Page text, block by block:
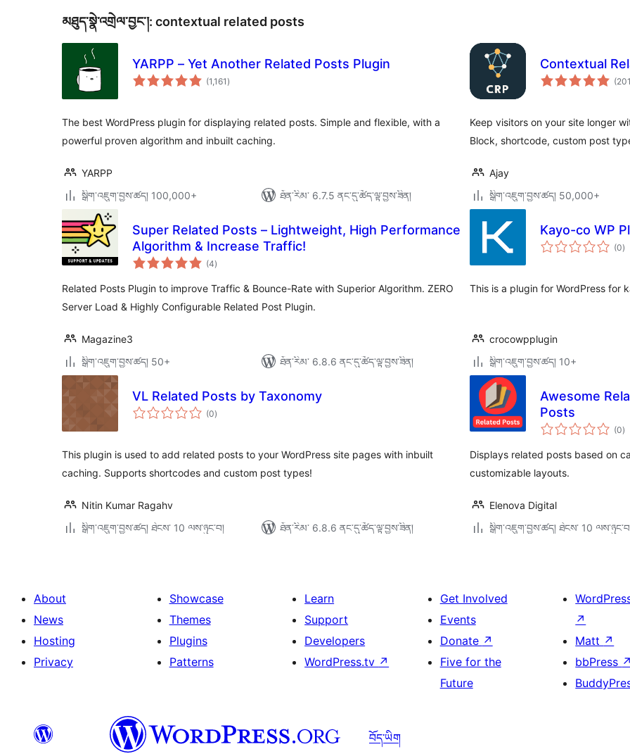
མཐུད་སྣེ་འགྲེལ་བྱང་།: contextual related posts
YARPP – Yet Another Related Posts Plugin
(1,161 གདེང་
འཇོག་
)
The best WordPress plugin for displaying related posts. Simple and flexible, with a
powerful proven algorithm and inbuilt caching.
YARPP
སྒྲིག་འཇུག་བྱས་ཚད། 100,000+
ཐོན་རིམ་ 6.7.5 ནང་དུ་ཚོད་ལྟ་བྱས་ཟིན།
Contextual
(201
Keep visitors on your site longer
Block, shortcode, custom post
Ajay
སྒྲིག་འཇུག་བྱས་ཚད། 50,000+
Super Related Posts – Lightweight, High Performance
Algorithm & Increase Traffic!
(4གདེང་
འཇོག་
ཚང་།
)
Related Posts Plugin to improve Traffic & Bounce-Rate with Superior Algorithm. ZERO
Server Load & Highly Configurable Related Post Plugin.
Magazine3
སྒྲིག་འཇུག་བྱས་ཚད། 50+
ཐོན་རིམ་ 6.8.6 ནང་དུ་ཚོད་ལྟ་བྱས་ཟིན།
Kayo-co WP
(0)
This is a plugin for WordPress for
crocowpplugin
སྒྲིག་འཇུག་བྱས་ཚད། 10+
VL Related Posts by Taxonomy
(0གདེང་
འཇོག་
)
This plugin is used to add related posts to your WordPress site pages with inbuilt
caching. Supports shortcodes and custom post types!
Nitin Kumar Ragahv
སྒྲིག་འཇུག་བྱས་ཚད། ཐེངས་ 10 ལས་ཉུང་བ།
ཐོན་རིམ་ 6.8.6 ནང་དུ་ཚོད་ལྟ་བྱས་ཟིན།
Awesome
Posts
(0)
Displays related posts based on
customizable layouts.
Elenova Digital
སྒྲིག་འཇུག་བྱས་ཚད། ཐེངས་ 10
About
News
Hosting
Privacy
Showcase
Themes
Plugins
Patterns
Learn
Support
Developers
WordPress.tv ↗
Get Involved
Events
Donate ↗
Five for the
Future
↗
Matt ↗
bbPress ↗
བོད་ཡིག